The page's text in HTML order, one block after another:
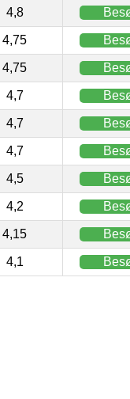
4,8
4,75
4,75
4,7
4,7
4,7
4,5
4,2
4,15
4,1